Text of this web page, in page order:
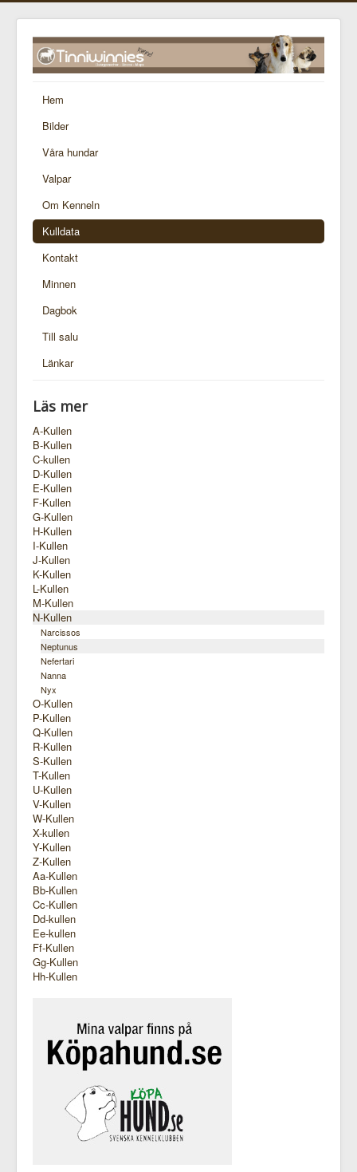
Hem
Bilder
Våra hundar
Valpar
Om Kenneln
Kulldata
Kontakt
Minnen
Dagbok
Till salu
Länkar
Läs mer
A-Kullen
B-Kullen
C-kullen
D-Kullen
E-Kullen
F-Kullen
G-Kullen
H-Kullen
I-Kullen
J-Kullen
K-Kullen
L-Kullen
M-Kullen
N-Kullen
Narcissos
Neptunus
Nefertari
Nanna
Nyx
O-Kullen
P-Kullen
Q-Kullen
R-Kullen
S-Kullen
T-Kullen
U-Kullen
V-Kullen
W-Kullen
X-kullen
Y-Kullen
Z-Kullen
Aa-Kullen
Bb-Kullen
Cc-Kullen
Dd-kullen
Ee-kullen
Ff-Kullen
Gg-Kullen
Hh-Kullen